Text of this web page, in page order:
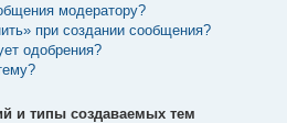
модератору?
при создании сообщения?
одобрения?
и типы создаваемых тем